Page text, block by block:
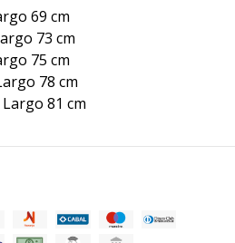
69 cm
73 cm
75 cm
78 cm
81 cm